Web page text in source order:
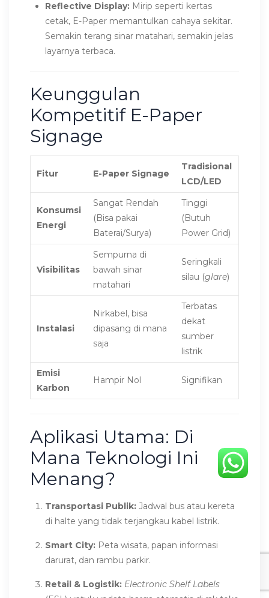
Reflective Display: Mirip seperti kertas
cetak, E-Paper memantulkan cahaya sekitar.
Semakin terang sinar matahari, semakin jelas
layarnya terbaca.
Keunggulan
Kompetitif E-Paper
Signage
Fitur E-Paper Signage
Tradisional
LCD/LED
Konsumsi
Energi
Sangat Rendah
(Bisa pakai
Baterai/Surya)
Tinggi
(Butuh
Power Grid)
Visibilitas
Sempurna di
bawah sinar
matahari
Seringkali
silau (glare)
Instalasi
Nirkabel, bisa
dipasang di mana
saja
Terbatas
dekat
sumber
listrik
Emisi
Karbon
Hampir Nol Signifikan
Aplikasi Utama: Di
Mana Teknologi Ini
Menang?
Transportasi Publik: Jadwal bus atau kereta
di halte yang tidak terjangkau kabel listrik.
Smart City: Peta wisata, papan informasi
darurat, dan rambu parkir.
Retail & Logistik: Electronic Shelf Labels